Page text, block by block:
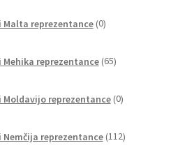
Malta reprezentance 0izdelkov
Mehika reprezentance 65izdelkov
Moldavijo reprezentance 0izdelkov
Nemčija reprezentance 112izdelkov